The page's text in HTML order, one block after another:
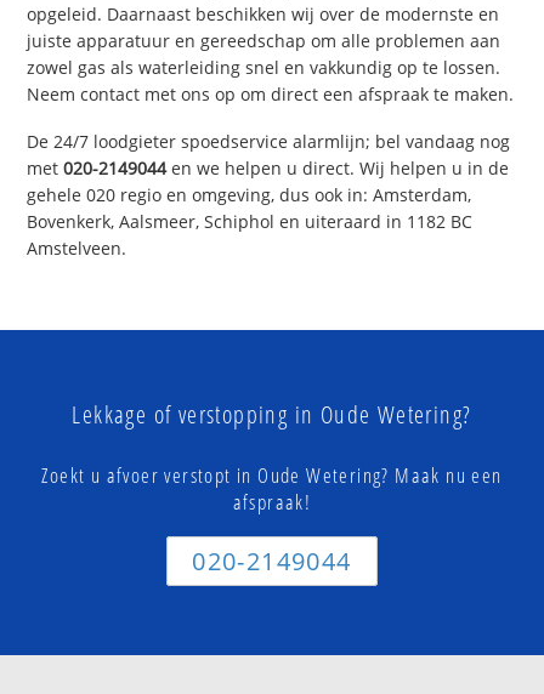
opgeleid. Daarnaast beschikken wij over de modernste en
juiste apparatuur en gereedschap om alle problemen aan
zowel gas als waterleiding snel en vakkundig op te lossen.
Neem contact met ons op om direct een afspraak te maken.
De 24/7 loodgieter spoedservice alarmlijn; bel vandaag nog
met020-2149044en we helpen u direct. Wij helpen u in de
gehele 020 regio en omgeving, dus ook in: Amsterdam,
Bovenkerk, Aalsmeer, Schiphol en uiteraard in 1182 BC
Amstelveen.
Lekkage of verstopping in Oude Wetering?
Zoekt u afvoer verstopt in Oude Wetering? Maak nu een
afspraak!
020-2149044